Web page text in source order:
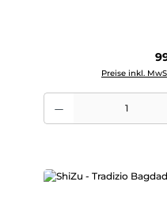
Preise inkl.
Produkt Anzahl: Gib den